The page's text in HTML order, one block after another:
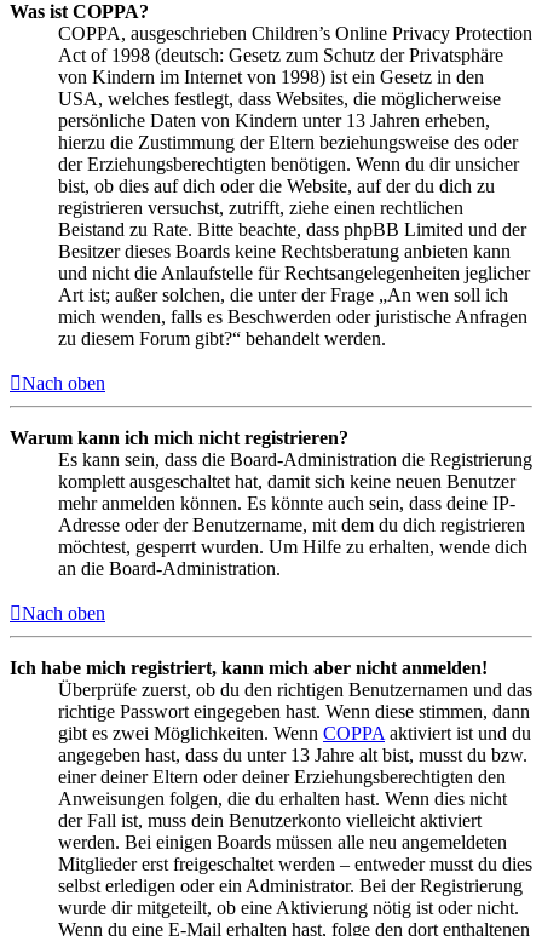
Was ist COPPA?
COPPA, ausgeschrieben Children’s Online Privacy Protection
Act of 1998 (deutsch: Gesetz zum Schutz der Privatsphäre
von Kindern im Internet von 1998) ist ein Gesetz in den
USA, welches festlegt, dass Websites, die möglicherweise
persönliche Daten von Kindern unter 13 Jahren erheben,
hierzu die Zustimmung der Eltern beziehungsweise des oder
der Erziehungsberechtigten benötigen. Wenn du dir unsicher
bist, ob dies auf dich oder die Website, auf der du dich zu
registrieren versuchst, zutrifft, ziehe einen rechtlichen
Beistand zu Rate. Bitte beachte, dass phpBB Limited und der
Besitzer dieses Boards keine Rechtsberatung anbieten kann
und nicht die Anlaufstelle für Rechtsangelegenheiten jeglicher
Art ist; außer solchen, die unter der Frage „An wen soll ich
mich wenden, falls es Beschwerden oder juristische Anfragen
zu diesem Forum gibt?“ behandelt werden.
Nach oben
Warum kann ich mich nicht registrieren?
Es kann sein, dass die Board-Administration die Registrierung
komplett ausgeschaltet hat, damit sich keine neuen Benutzer
mehr anmelden können. Es könnte auch sein, dass deine IP-
Adresse oder der Benutzername, mit dem du dich registrieren
möchtest, gesperrt wurden. Um Hilfe zu erhalten, wende dich
an die Board-Administration.
Nach oben
Ich habe mich registriert, kann mich aber nicht anmelden!
Überprüfe zuerst, ob du den richtigen Benutzernamen und das
richtige Passwort eingegeben hast. Wenn diese stimmen, dann
gibt es zwei Möglichkeiten. Wenn COPPA aktiviert ist und du
angegeben hast, dass du unter 13 Jahre alt bist, musst du bzw.
einer deiner Eltern oder deiner Erziehungsberechtigten den
Anweisungen folgen, die du erhalten hast. Wenn dies nicht
der Fall ist, muss dein Benutzerkonto vielleicht aktiviert
werden. Bei einigen Boards müssen alle neu angemeldeten
Mitglieder erst freigeschaltet werden – entweder musst du dies
selbst erledigen oder ein Administrator. Bei der Registrierung
wurde dir mitgeteilt, ob eine Aktivierung nötig ist oder nicht.
Wenn du eine E-Mail erhalten hast, folge den dort enthaltenen